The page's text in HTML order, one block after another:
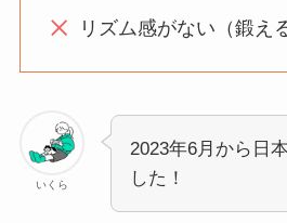
リズム感がない（鍛え
いくら
2023年6月から日
した！